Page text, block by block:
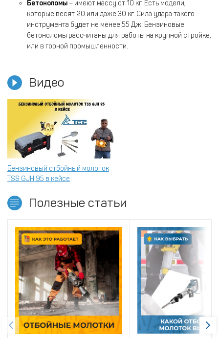
Видео
Бензиновый отбойный молоток
TSS GJH 95 в кейсе
Бетоноломы – имеют массу от 10 кг. Есть модели,
которые весят 20 или даже 30 кг. Сила удара такого
инструмента будет не менее 55 Дж. Бензиновые
бетоноломы рассчитаны для работы на крупной стройке,
или в горной промышленности.
Полезные статьи